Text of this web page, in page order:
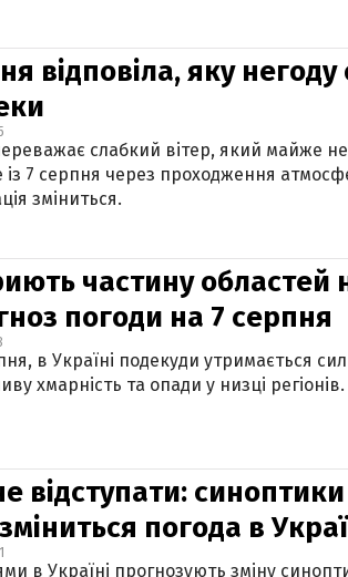
відповіла, яку негоду
слабкий вітер, який майже
із 7 серпня через проходження
зміниться.
частину областей
погоди на 7 серпня
в Україні подекуди утримається
хмарність та опади у низці регіонів.
відступати:
погода в
в Україні прогнозують зміну